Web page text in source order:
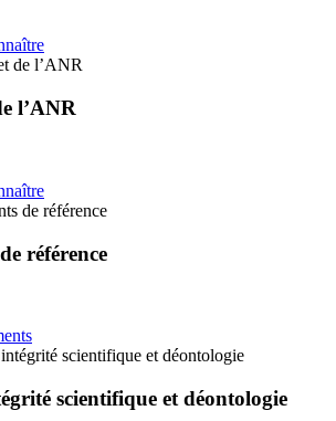
de l’ANR
l’ANR
de référence
référence
scientifique et déontologie
scientifique et déontologie